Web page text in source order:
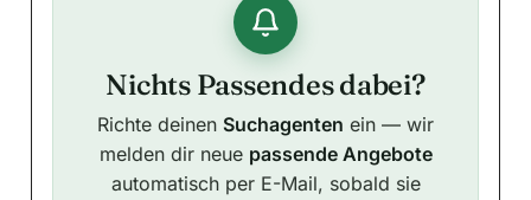
Nichts Passendes dabei?
Richte deinen Suchagenten ein — wir
melden dir neue passende Angebote
automatisch per E-Mail, sobald sie